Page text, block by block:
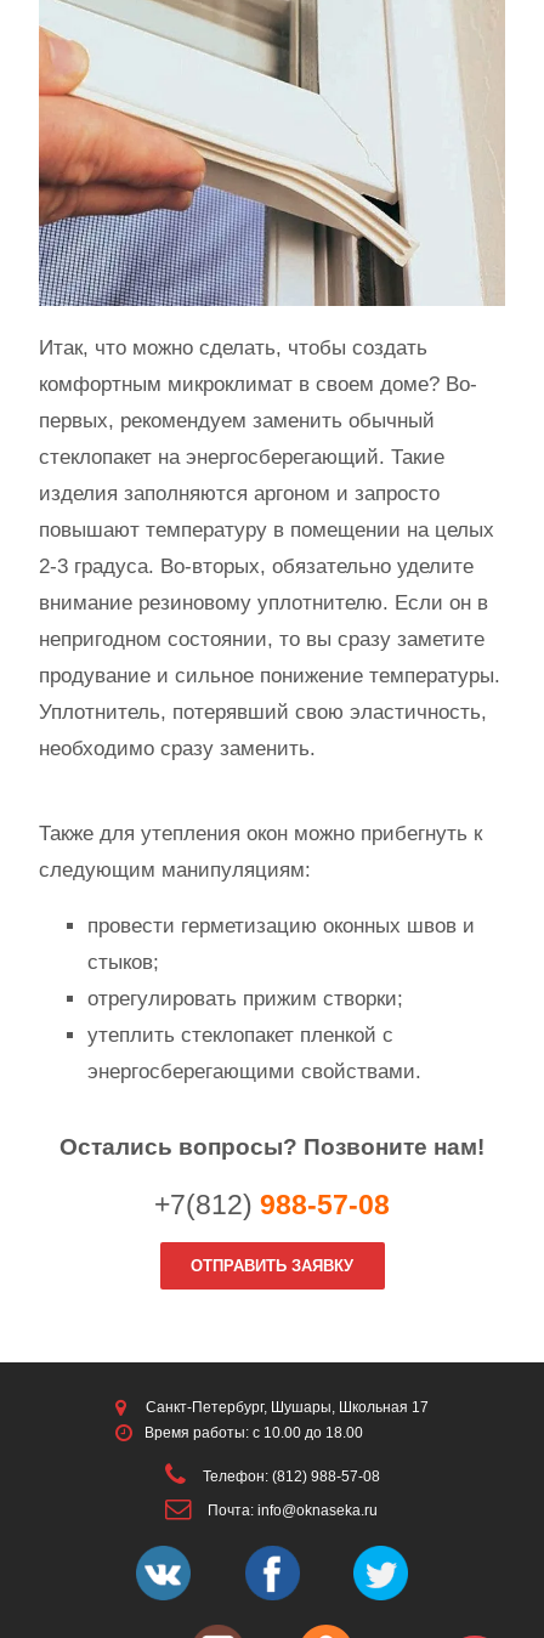
Итак, что можно сделать, чтобы создать
комфортным микроклимат в своем доме? Во-
первых, рекомендуем заменить обычный
стеклопакет на энергосберегающий. Такие
изделия заполняются аргоном и запросто
повышают температуру в помещении на целых
2-3 градуса. Во-вторых, обязательно уделите
внимание резиновому уплотнителю. Если он в
непригодном состоянии, то вы сразу заметите
продувание и сильное понижение температуры.
Уплотнитель, потерявший свою эластичность,
необходимо сразу заменить.
Также для утепления окон можно прибегнуть к
следующим манипуляциям:
провести герметизацию оконных швов и
стыков;
отрегулировать прижим створки;
утеплить стеклопакет пленкой с
энергосберегающими свойствами.
Остались вопросы? Позвоните нам!
+7(812) 988-57-08
ОТПРАВИТЬ ЗАЯВКУ
Санкт-Петербург, Шушары, Школьная 17
Время работы: с 10.00 до 18.00
Телефон: (812) 988-57-08
Почта: info@oknaseka.ru